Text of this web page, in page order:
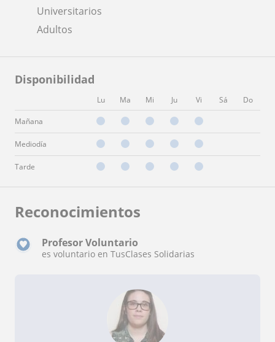
Universitarios
Adultos
Disponibilidad
Lu Ma Mi Ju Vi Sá Do
Mañana
Mediodía
Tarde
Reconocimientos
Profesor Voluntario
es voluntario en TusClases Solidarias